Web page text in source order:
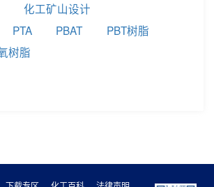
化工矿山设计
PTA PBAT
PBT树脂
树脂